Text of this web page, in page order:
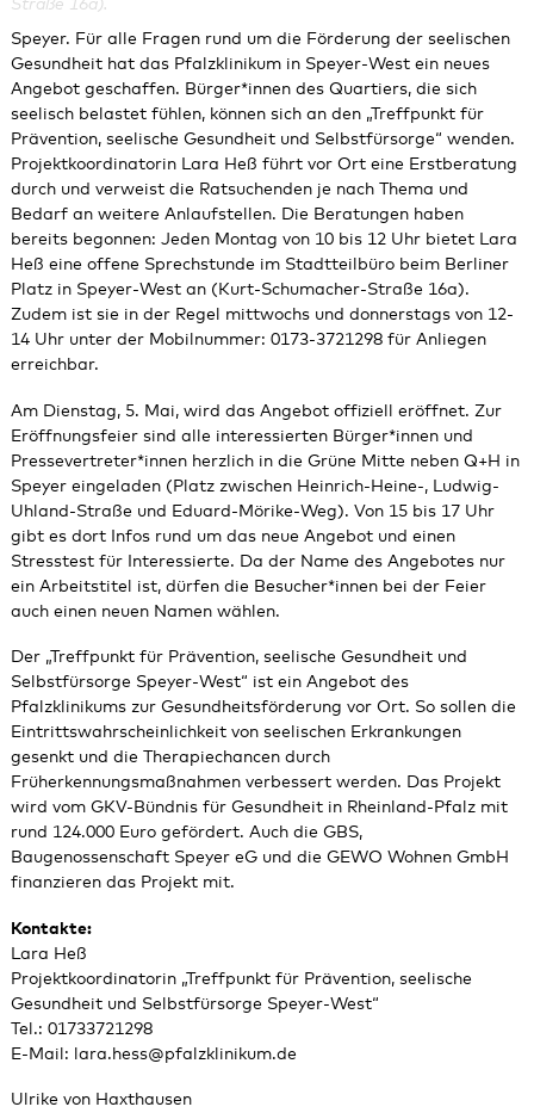
Straße 16a).
Speyer. Für alle Fragen rund um die Förderung der seelischen
Gesundheit hat das Pfalzklinikum in Speyer-West ein neues
Angebot geschaffen. Bürger*innen des Quartiers, die sich
seelisch belastet fühlen, können sich an den „Treffpunkt für
Prävention, seelische Gesundheit und Selbstfürsorge“ wenden.
Projektkoordinatorin Lara Heß führt vor Ort eine Erstberatung
durch und verweist die Ratsuchenden je nach Thema und
Bedarf an weitere Anlaufstellen. Die Beratungen haben
bereits begonnen: Jeden Montag von 10 bis 12 Uhr bietet Lara
Heß eine offene Sprechstunde im Stadtteilbüro beim Berliner
Platz in Speyer-West an (Kurt-Schumacher-Straße 16a).
Zudem ist sie in der Regel mittwochs und donnerstags von 12-
14 Uhr unter der Mobilnummer: 0173-3721298 für Anliegen
erreichbar.
Am Dienstag, 5. Mai, wird das Angebot offiziell eröffnet. Zur
Eröffnungsfeier sind alle interessierten Bürger*innen und
Pressevertreter*innen herzlich in die Grüne Mitte neben Q+H in
Speyer eingeladen (Platz zwischen Heinrich-Heine-, Ludwig-
Uhland-Straße und Eduard-Mörike-Weg). Von 15 bis 17 Uhr
gibt es dort Infos rund um das neue Angebot und einen
Stresstest für Interessierte. Da der Name des Angebotes nur
ein Arbeitstitel ist, dürfen die Besucher*innen bei der Feier
auch einen neuen Namen wählen.
Der „Treffpunkt für Prävention, seelische Gesundheit und
Selbstfürsorge Speyer-West“ ist ein Angebot des
Pfalzklinikums zur Gesundheitsförderung vor Ort. So sollen die
Eintrittswahrscheinlichkeit von seelischen Erkrankungen
gesenkt und die Therapiechancen durch
Früherkennungsmaßnahmen verbessert werden. Das Projekt
wird vom GKV-Bündnis für Gesundheit in Rheinland-Pfalz mit
rund 124.000 Euro gefördert. Auch die GBS,
Baugenossenschaft Speyer eG und die GEWO Wohnen GmbH
finanzieren das Projekt mit.
Kontakte:
Lara Heß
Projektkoordinatorin „Treffpunkt für Prävention, seelische
Gesundheit und Selbstfürsorge Speyer-West“
Tel.: 01733721298
E-Mail:
lara.hess@pfalzklinikum.de
Ulrike von Haxthausen